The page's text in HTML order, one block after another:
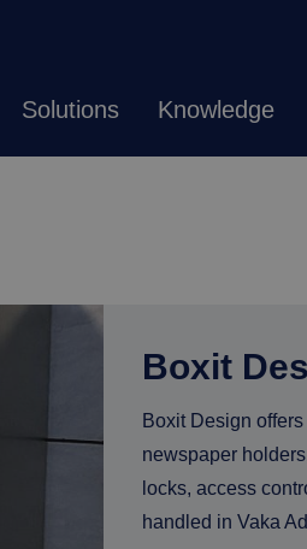
Solutions Knowledge
Boxit
Boxit Design offers
newspaper
locks, access
handled in Vaka